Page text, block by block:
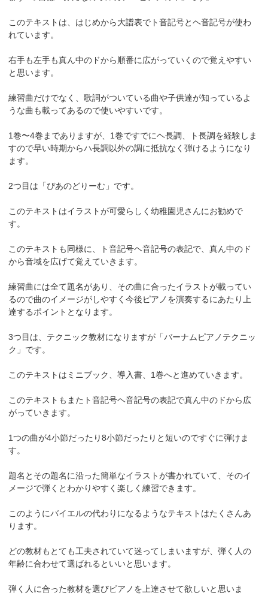
このテキストは、はじめから大譜表でト音記号とヘ音記号が使わ
れています。
右手も左手も真ん中のドから順番に広がっていくので覚えやすい
と思います。
練習曲だけでなく、歌詞がついている曲や子供達が知っているよ
うな曲も載ってあるので使いやすいです。
1巻〜4巻までありますが、1巻ですでにヘ長調、ト長調を経験しま
すので早い時期からハ長調以外の調に抵抗なく弾けるようになり
ます。
2つ目は「ぴあのどりーむ」です。
このテキストはイラストが可愛らしく幼稚園児さんにお勧めで
す。
このテキストも同様に、ト音記号ヘ音記号の表記で、真ん中のド
から音域を広げて覚えていきます。
練習曲には全て題名があり、その曲に合ったイラストが載ってい
るので曲のイメージがしやすく今後ピアノを演奏するにあたり上
達するポイントとなります。
3つ目は、テクニック教材になりますが「バーナムピアノテクニッ
ク」です。
このテキストはミニブック、導入書、1巻へと進めていきます。
このテキストもまたト音記号ヘ音記号の表記で真ん中のドから広
がっていきます。
1つの曲が4小節だったり8小節だったりと短いのですぐに弾けま
す。
題名とその題名に沿った簡単なイラストが書かれていて、そのイ
メージで弾くとわかりやすく楽しく練習できます。
このようにバイエルの代わりになるようなテキストはたくさんあ
ります。
どの教材もとても工夫されていて迷ってしまいますが、弾く人の
年齢に合わせて選ばれるといいと思います。
弾く人に合った教材を選びピアノを上達させて欲しいと思いま